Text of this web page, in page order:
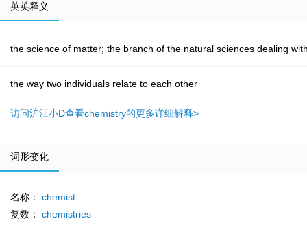
英英释义
the science of matter; the branch of the natural sciences dealing
the way two individuals relate to each other
访问沪江小D查看chemistry的更多详细解释>
词形变化
名称：
chemist
复数：
chemistries